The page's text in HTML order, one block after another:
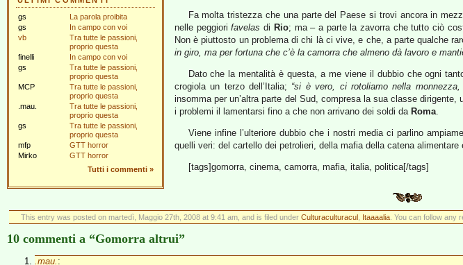
gs
La parola proibita
gs
In campo con voi
vb
Tra tutte le passioni,
proprio questa
finelli
In campo con voi
gs
Tra tutte le passioni,
proprio questa
MCP
Tra tutte le passioni,
proprio questa
.mau.
Tra tutte le passioni,
proprio questa
gs
Tra tutte le passioni,
proprio questa
mfp
GTT horror
Mirko
GTT horror
Tutti i commenti »
Fa molta tristezza che una parte del Paese si trovi ancora in
nelle peggiorifavelas di Rio; ma – a parte la zavorra che tutto ciò
Non è piuttosto un problema di chi là ci vive, e che, a parte qualche
in giro, ma per fortuna che c’è la camorra che almeno dà lavoro e
Dato che la mentalità è questa, a me viene il dubbio che ogni
crogiola un terzo dell’Italia; “si è vero, ci rotoliamo nella
insomma per un’altra parte del Sud, compresa la sua classe
i problemi il lamentarsi fino a che non arrivano dei soldi da Roma.
Viene infine l’ulteriore dubbio che i nostri media ci parlino
quelli veri: del cartello dei petrolieri, della mafia della catena alimentare
[tags]gomorra, cinema, camorra, mafia, italia, politica[/tags]
This entry was posted on martedì, Maggio 27th, 2008 at 9:41 am, and is filed under Culturaculturacul, Itaaaalia. You can follow any
10 commenti a “Gomorra altrui”
.mau. :